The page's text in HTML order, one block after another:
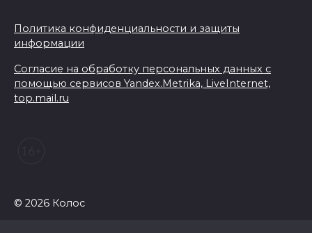
Политика конфиденциальности и защиты
информации
Согласие на обработку персональных данных с
помощью сервисов Yandex.Metrika, LiveInternet,
top.mail.ru
© 2026 Колос